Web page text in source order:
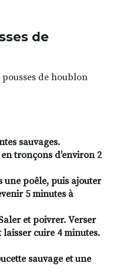
de
pousses de houblon
sauvages.
tronçons d’environ 2
une poêle, puis ajouter
5 minutes à
et poivrer. Verser
cuire 4 minutes.
sauvage et une